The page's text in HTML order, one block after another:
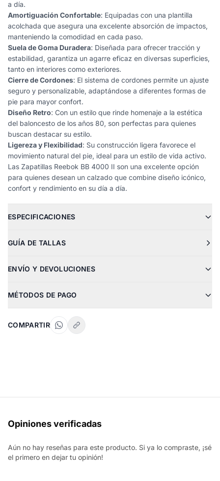
a día.
Amortiguación Confortable: Equipadas con una plantilla
acolchada que asegura una excelente absorción de impactos,
manteniendo la comodidad en cada paso.
Suela de Goma Duradera: Diseñada para ofrecer tracción y
estabilidad, garantiza un agarre eficaz en diversas superficies,
tanto en interiores como exteriores.
Cierre de Cordones: El sistema de cordones permite un ajuste
seguro y personalizable, adaptándose a diferentes formas de
pie para mayor confort.
Diseño Retro: Con un estilo que rinde homenaje a la estética
del baloncesto de los años 80, son perfectas para quienes
buscan destacar su estilo.
Ligereza y Flexibilidad: Su construcción ligera favorece el
movimiento natural del pie, ideal para un estilo de vida activo.
Las Zapatillas Reebok BB 4000 II son una excelente opción
para quienes desean un calzado que combine diseño icónico,
confort y rendimiento en su día a día.
ESPECIFICACIONES
GUÍA DE TALLAS
ENVÍO Y DEVOLUCIONES
MÉTODOS DE PAGO
COMPARTIR
Opiniones verificadas
Aún no hay reseñas para este producto. Si ya lo compraste, ¡sé
el primero en dejar tu opinión!